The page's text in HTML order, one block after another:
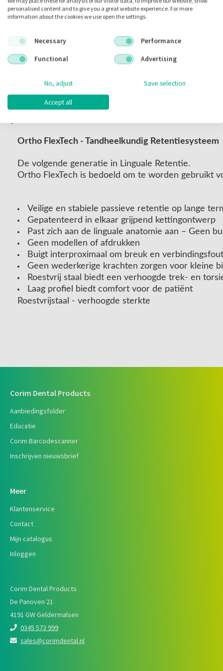
Inhoud:
30.00 inch
Omschrijving
Ortho FlexTech - Tandheelkundig Retentiesysteem
De volgende generatie in Linguale Retentie.
Ortho FlexTech is bedoeld om te worden gebruikt
Veilige en stabiele passieve retentie op lange
Gepatenteerd in elkaar grijpend kettingontwerp
Past zich aan de linguale anatomie aan – Geen
Geen modellen of afdrukken
Buigt interproximaal om breuk en
Geen wederkerige krachten zorgen voor kleine
Roestvrij staal biedt een verhoogde trek- en
Laag profiel biedt comfort voor de patiënt
Roestvrijstaal - verhoogde sterkte
Corim Dental Products
Aanbiedingsfolder
Educatie
Corim Barcodescanner
Inschrijven nieuwsbrief
Meer
Klantenservice
Contact
Mijn catalogus
Inloggen
Corim Dental Products
De Panoven 21
4191 GW Geldermalsen
0345 573 999
sales@corimdental.nl
personalised content and to give you a great website experience. For more
information about the cookies we use open the settings.
Necessary
Performance
Functional
Advertising
No, adjust Save selection
Accept all